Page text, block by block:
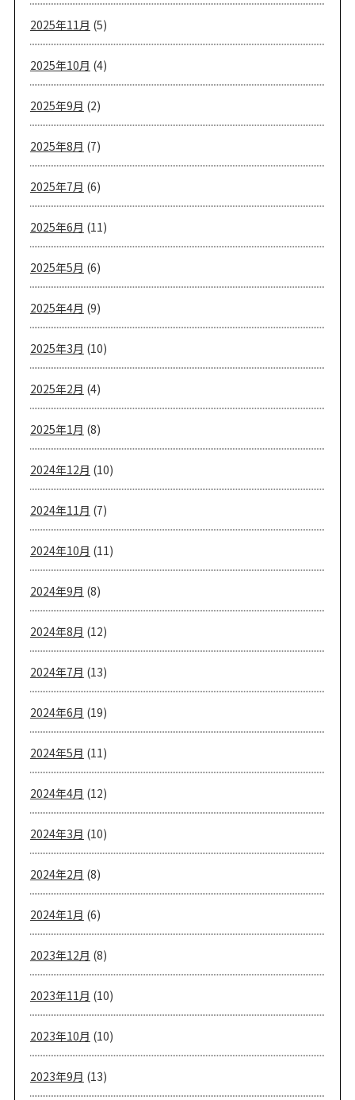
2025年11月 (5)
2025年10月 (4)
2025年9月 (2)
2025年8月 (7)
2025年7月 (6)
2025年6月 (11)
2025年5月 (6)
2025年4月 (9)
2025年3月 (10)
2025年2月 (4)
2025年1月 (8)
2024年12月 (10)
2024年11月 (7)
2024年10月 (11)
2024年9月 (8)
2024年8月 (12)
2024年7月 (13)
2024年6月 (19)
2024年5月 (11)
2024年4月 (12)
2024年3月 (10)
2024年2月 (8)
2024年1月 (6)
2023年12月 (8)
2023年11月 (10)
2023年10月 (10)
2023年9月 (13)